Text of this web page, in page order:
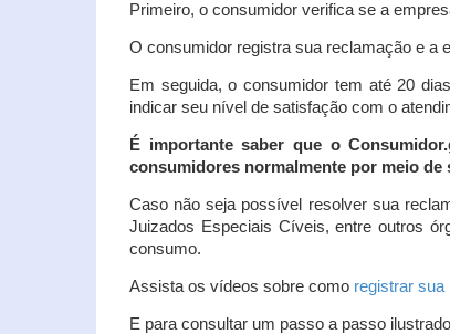
Primeiro, o consumidor verifica se a
O consumidor registra sua reclamação e a
Em seguida, o consumidor tem até 20
indicar seu nível de satisfação com o
É importante saber que o
consumidores normalmente por meio
Caso não seja possível resolver sua
Juizados Especiais Cíveis, entre outros
consumo.
Assista os vídeos sobre como registrar
E para consultar um passo a passo